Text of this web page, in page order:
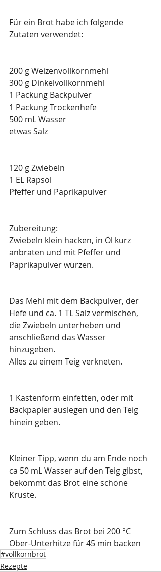
Für ein Brot habe ich folgende
Zutaten verwendet:
200 g Weizenvollkornmehl
300 g Dinkelvollkornmehl
1 Packung Backpulver
1 Packung Trockenhefe
500 mL Wasser
etwas Salz
120 g Zwiebeln
1 EL Rapsöl
Pfeffer und Paprikapulver
Zubereitung:
Zwiebeln klein hacken, in Öl kurz
anbraten und mit Pfeffer und
Paprikapulver würzen.
Das Mehl mit dem Backpulver, der
Hefe und ca. 1 TL Salz vermischen,
die Zwiebeln unterheben und
anschließend das Wasser
hinzugeben.
Alles zu einem Teig verkneten.
1 Kastenform einfetten, oder mit
Backpapier auslegen und den Teig
hinein geben.
Kleiner Tipp, wenn du am Ende noch
ca 50 mL Wasser auf den Teig gibst,
bekommt das Brot eine schöne
Kruste.
Zum Schluss das Brot bei 200 °C
Ober-Unterhitze für 45 min backen
#vollkornbrot
Rezepte